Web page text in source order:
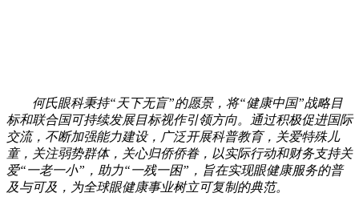
何氏眼科秉持“天下无盲”的愿景，将“健康中国”战略目
标和联合国可持续发展目标视作引领方向。通过积极促进国际
交流，不断加强能力建设，广泛开展科普教育，关爱特殊儿
童，关注弱势群体，关心归侨侨眷，以实际行动和财务支持关
爱“一老一小”，助力“一残一困”，旨在实现眼健康服务的普
及与可及，为全球眼健康事业树立可复制的典范。